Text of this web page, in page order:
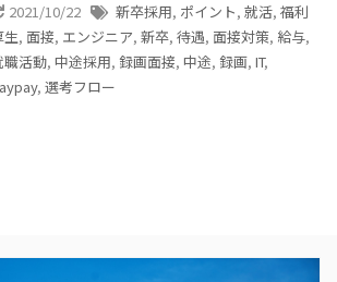
2021/10/22 新卒採用, ポイント, 就活, 福利
生, 面接, エンジニア, 新卒, 待遇, 面接対策, 給与,
職活動, 中途採用, 録画面接, 中途, 録画, IT,
, 選考フロー